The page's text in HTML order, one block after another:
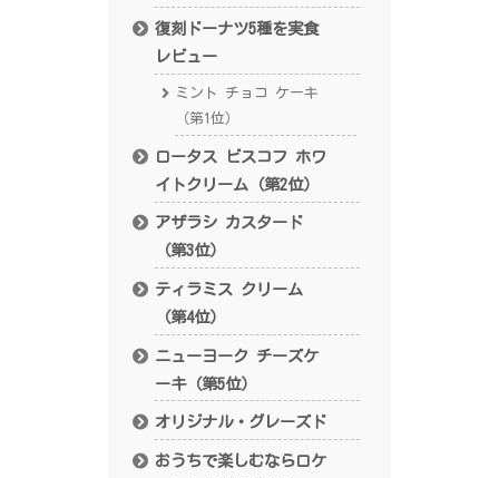
復刻ドーナツ5種を実食
レビュー
ミント チョコ ケーキ
（第1位）
ロータス ビスコフ ホワ
イトクリーム（第2位）
アザラシ カスタード
（第3位）
ティラミス クリーム
（第4位）
ニューヨーク チーズケ
ーキ（第5位）
オリジナル・グレーズド
おうちで楽しむならロケ